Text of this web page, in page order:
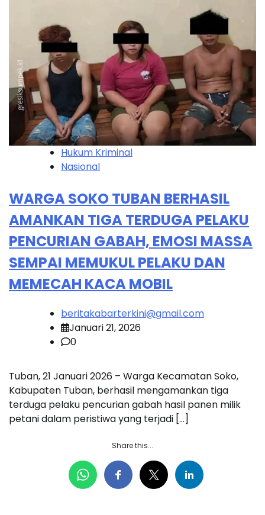
Hukum Kriminal
Nasional
WARGA SOKO TUBAN BERHASIL
AMANKAN TIGA TERDUGA PELAKU
PENCURIAN GABAH, EMOSI MASSA
SEMPAI MEMUKUL PELAKU DAN
MEMECAH KACA MOBIL
beritakabarterkini@gmail.com
Januari 21, 2026
0
Tuban, 21 Januari 2026 – Warga Kecamatan Soko,
Kabupaten Tuban, berhasil mengamankan tiga
terduga pelaku pencurian gabah hasil panen milik
petani dalam peristiwa yang terjadi […]
Share this...